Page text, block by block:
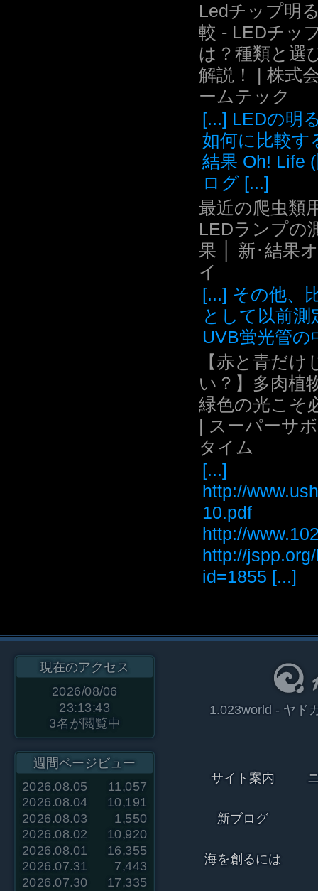
Ledチップ明
較 - LEDチッ
は？種類と選
解説！ | 株式
ームテック
[...] LEDの明
如何に比較す
結果 Oh! Life
ログ [...]
最近の爬虫類
LEDランプの
果 │ 新･結果
イ
[...] その他、
として以前測
UVB蛍光管の
【赤と青だけ
い？】多肉植
緑色の光こそ
| スーパーサ
タイム
[...]
http://
10.pdf
http://
http://
id=1855 [...]
現在のアクセス
2026/08/06
23:13:43
3名が閲覧中
週間ページビュー
2026.08.05
11,057
2026.08.04
10,191
2026.08.03
1,550
2026.08.02
10,920
2026.08.01
16,355
2026.07.31
7,443
2026.07.30
17,335
1.023world - ヤド
サイト案内
新ブログ
海を創るには